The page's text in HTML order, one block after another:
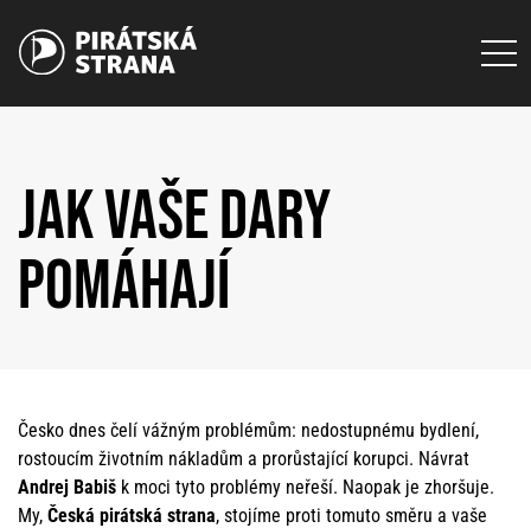
JAK VAŠE DARY
POMÁHAJÍ
Česko dnes čelí vážným problémům: nedostupnému bydlení,
rostoucím životním nákladům a prorůstající korupci. Návrat
Andrej Babiš k moci tyto problémy neřeší. Naopak je zhoršuje.
My, Česká pirátská strana, stojíme proti tomuto směru a vaše